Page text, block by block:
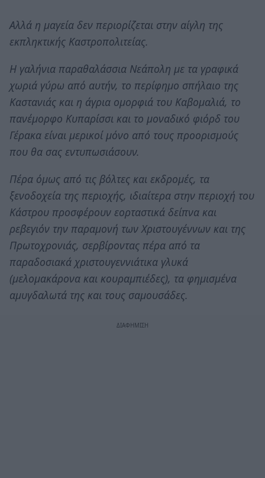
Αλλά η μαγεία δεν περιορίζεται στην αίγλη της
εκπληκτικής Καστροπολιτείας.
Η γαλήνια παραθαλάσσια Νεάπολη με τα γραφικά
χωριά γύρω από αυτήν, το περίφημο σπήλαιο της
Καστανιάς και η άγρια ομορφιά του Καβομαλιά, το
πανέμορφο Κυπαρίσσι και το μοναδικό φιόρδ του
Γέρακα είναι μερικοί μόνο από τους προορισμούς
που θα σας εντυπωσιάσουν.
Πέρα όμως από τις βόλτες και εκδρομές, τα
ξενοδοχεία της περιοχής, ιδιαίτερα στην περιοχή του
Κάστρου προσφέρουν εορταστικά δείπνα και
ρεβεγιόν την παραμονή των Χριστουγέννων και της
Πρωτοχρονιάς, σερβίροντας πέρα από τα
παραδοσιακά χριστουγεννιάτικα γλυκά
(μελομακάρονα και κουραμπιέδες), τα φημισμένα
αμυγδαλωτά της και τους σαμουσάδες.